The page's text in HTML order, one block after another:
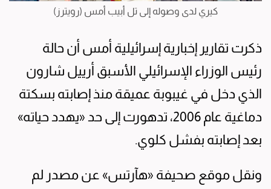
كيري لدى وصوله إلى تل أبيب أمس (رويترز)
ذكرت تقارير إخبارية إسرائيلية أمس أن حالة
رئيس الوزراء الإسرائيلي الأسبق أرييل شارون
الذي دخل في غيبوبة عميقة منذ إصابته بسكتة
دماغية عام 2006، تدهورت إلى حد «يهدد حياته»
بعد إصابته بفشل كلوي.
ونقل موقع صحيفة «هآرتس» عن مصدر لم